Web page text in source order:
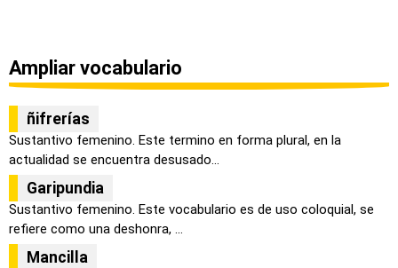
Ampliar vocabulario
ñifrerías
Sustantivo femenino. Este termino en forma plural, en la
actualidad se encuentra desusado...
Garipundia
Sustantivo femenino. Este vocabulario es de uso coloquial, se
refiere como una deshonra, ...
Mancilla